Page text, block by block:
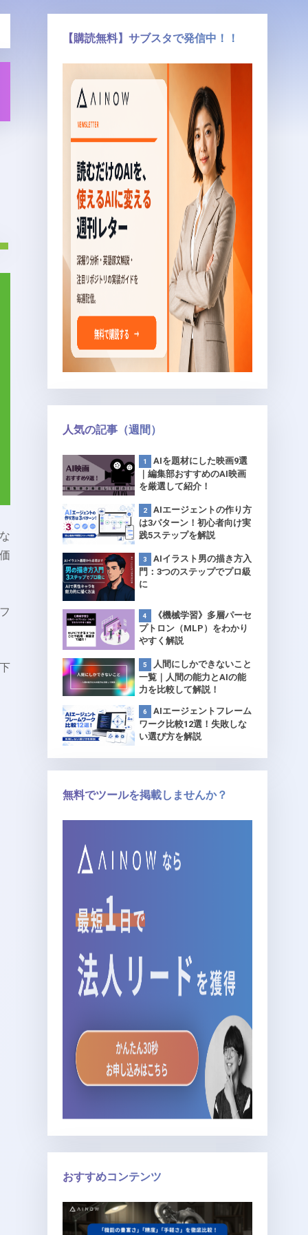
【購読無料】サブスタで発信中！！
人気の記事（週間）
AIを題材にした映画9選
｜編集部おすすめのAI映画
を厳選して紹介！
AIエージェントの作り方
は3パターン！初心者向け実
践5ステップを解説
AIイラスト男の描き方入
門：3つのステップでプロ級
に
《機械学習》多層パーセ
プトロン（MLP）をわかり
やすく解説
人間にしかできないこと
一覧｜人間の能力とAIの能
力を比較して解説！
AIエージェントフレーム
ワーク比較12選！失敗しな
い選び方を解説
無料でツールを掲載しませんか？
おすすめコンテンツ